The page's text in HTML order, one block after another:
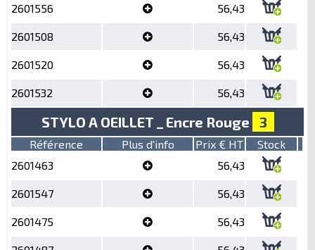
2601556 56,43
2601508 56,43
2601520 56,43
2601532 56,43
STYLO A OEILLET _ Encre Rouge 3
Référence Plus d'info Prix € HT
Stock
2601463
56,43
2601547 56,43
2601475 56,43